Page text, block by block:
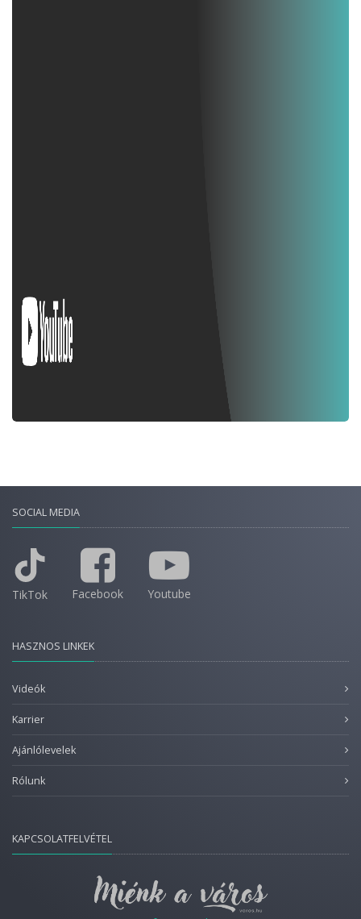
SOCIAL MEDIA
TikTok Facebook Youtube
HASZNOS LINKEK
Videók
Karrier
Ajánlólevelek
Rólunk
KAPCSOLATFELVÉTEL